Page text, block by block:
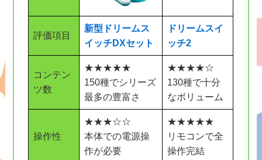
評価項目
新型ドリームス
イッチDXセット
ドリームスイ
ッチ2
コンテン
ツ数
★★★★★
150種でシリーズ
最多の豊富さ
★★★★☆
130種で十分
なボリューム
操作性
★★★☆☆
本体での電源操
作が必要
★★★★★
リモコンで全
操作完結